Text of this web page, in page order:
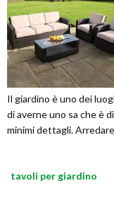
Il giardino è uno dei
di averne uno sa che è
minimi dettagli.
tavoli per giardino